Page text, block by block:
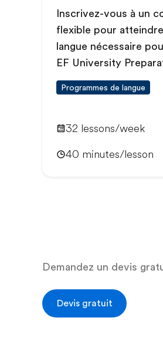
Inscrivez-vous à un
flexible pour
langue nécessaire
EF University
Programmes de langue
32 lessons/week
40 minutes/lesson
Demandez un devis
Devis gratuit